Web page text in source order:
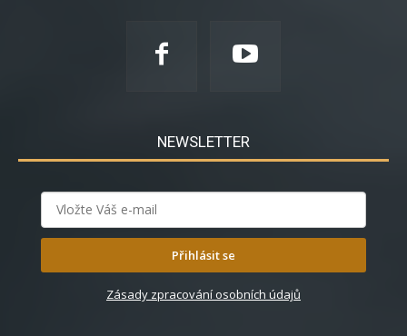
NEWSLETTER
Přihlásit se
Zásady zpracování osobních údajů